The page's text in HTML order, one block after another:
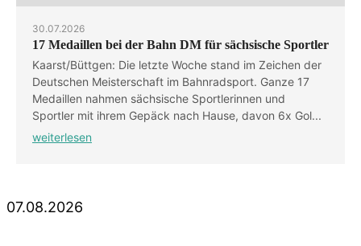
30.07.2026
17 Medaillen bei der Bahn DM für sächsische Sportler
Kaarst/Büttgen: Die letzte Woche stand im Zeichen der
Deutschen Meisterschaft im Bahnradsport. Ganze 17
Medaillen nahmen sächsische Sportlerinnen und
Sportler mit ihrem Gepäck nach Hause, davon 6x Gol...
weiterlesen
07.08.2026